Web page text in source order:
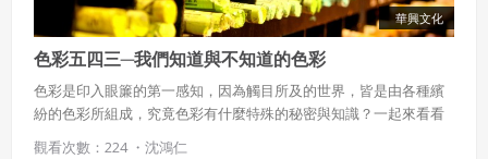
華興文化
色彩五四三─我們知道與不知道的色彩
色彩是印入眼簾的第一感知，因為觸目所及的世界，皆是由各種繽
紛的色彩所組成，究竟色彩有什麼特殊的秘密與知識？一起來看看
吧！
觀看次數：224 ・ 沈鴻仁
授權內容：係指吉寶系統有限公司（吉寶系統公司）所有或
經授權使用而置放於吉寶知識系統網站或系統內之著作物。
衍生著作：係指就授權內容改作之創作。
二、會員規範
會員同意遵守本系統之會員規範、著作權條款及隱私權政